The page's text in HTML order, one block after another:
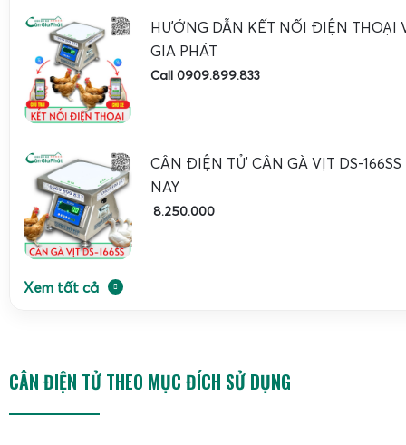
Chất lượng dịch vụ của Cân Điện Tử Gia Phát không chỉ
cấp sản phẩm mà còn cả dịch vụ sau bán hàng. Công ty
hàng miễn phí cho các sản phẩm cân điện tử cân gà vịt,
Không chỉ vậy, Gia Phát còn cam kết hỗ trợ kỹ thuật trọn
nghĩa là khách hàng sẽ không phải lo lắng nếu có vấn
trình sử dụng. Hỗ trợ kỹ thuật tận tình giúp người dùng
khi sử dụng sản phẩm.
Đội ngũ nhân viên tư vấn của Cân Điện Tử Gia Phát
nhé!
HƯỚNG DẪN KẾT NỐI ĐIỆN THOẠI
GIA PHÁT
Call 0909.899.833
CÂN ĐIỆN TỬ CÂN GÀ VỊT DS-
NAY
8.250.000
Xem tất cả
CÂN ĐIỆN TỬ THEO MỤC ĐÍCH SỬ DỤNG